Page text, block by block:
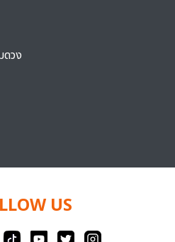
ดวง
US